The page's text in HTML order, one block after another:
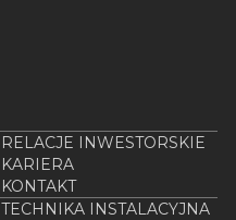
RELACJE INWESTORSKIE
KARIERA
KONTAKT
TECHNIKA INSTALACYJNA